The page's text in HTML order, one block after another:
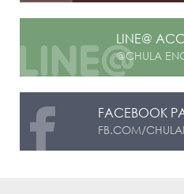
LINE@
@CHULA
FACEBOOK
FB.COM/